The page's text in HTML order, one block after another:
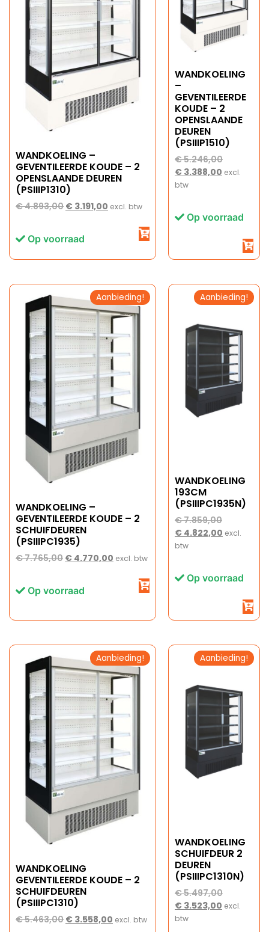
WANDKOELING –
GEVENTILEERDE KOUDE – 2
OPENSLAANDE DEUREN
(PSIIIP1310)
€4.893,00 € 3.191,00 excl. btw
Op voorraad
WANDKOELING
–
GEVENTILEERDE
KOUDE – 2
OPENSLAANDE
DEUREN
(PSIIIP1510)
€5.246,00
€ 3.388,00 excl.
btw
Op voorraad
Aanbieding!
WANDKOELING –
GEVENTILEERDE KOUDE – 2
SCHUIFDEUREN
(PSIIIPC1935)
€7.765,00 € 4.770,00 excl. btw
Op voorraad
Aanbieding!
WANDKOELING
193CM
(PSIIIPC1935N)
€7.859,00
€ 4.822,00 excl.
btw
Op voorraad
Aanbieding!
WANDKOELING
GEVENTILEERDE KOUDE – 2
SCHUIFDEUREN
(PSIIIPC1310)
€5.463,00 € 3.558,00 excl. btw
Aanbieding!
WANDKOELING
SCHUIFDEUR 2
DEUREN
(PSIIIPC1310N)
€5.497,00
€ 3.523,00 excl.
btw